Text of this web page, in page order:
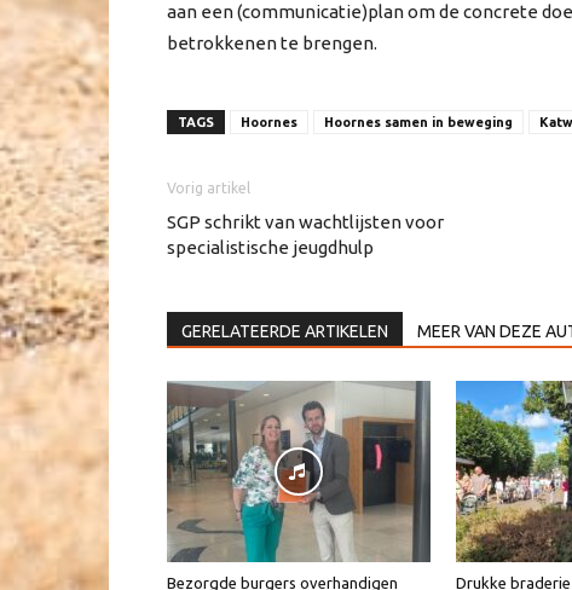
aan een (communicatie)plan om de concrete
betrokkenen te brengen.
TAGS Hoornes Hoornes samen in beweging
Vorig artikel
SGP schrikt van wachtlijsten voor
specialistische jeugdhulp
GERELATEERDE ARTIKELEN MEER VAN DEZE
Bezorgde burgers overhandigen Drukke